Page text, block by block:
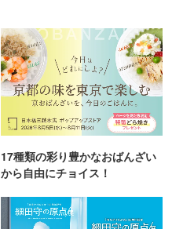
17種類の彩り豊かなおばんざい
から自由にチョイス！